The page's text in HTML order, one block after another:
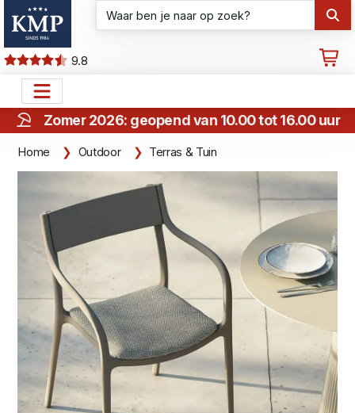
9.8
Zomer 2026: geopend van 10.00 tot 16.00 uur
Home Outdoor Terras & Tuin